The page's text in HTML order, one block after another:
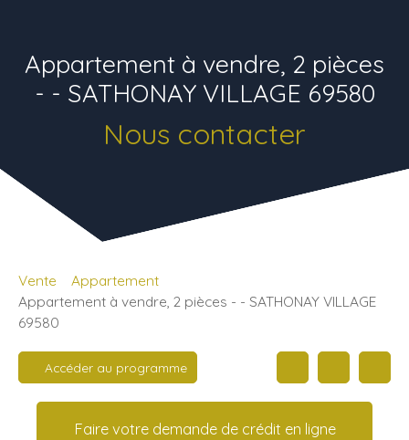
Appartement à vendre, 2 pièces
- - SATHONAY VILLAGE 69580
Nous contacter
Vente
Appartement
Appartement à vendre, 2 pièces - - SATHONAY VILLAGE
69580
Accéder au programme
Faire votre demande de crédit en ligne